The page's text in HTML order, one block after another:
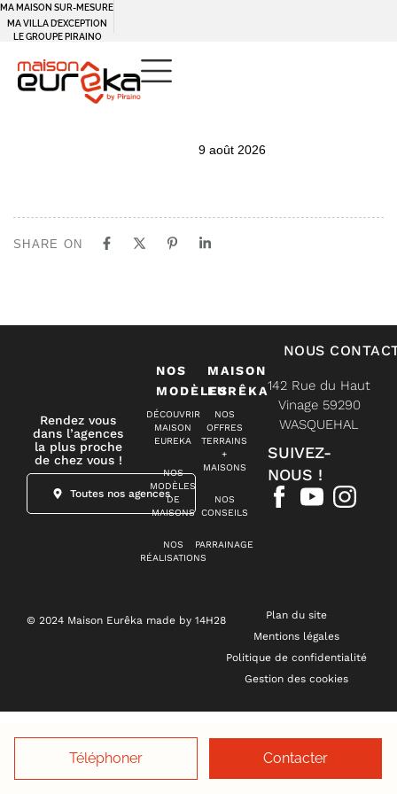
Téléphoner Contacter
MA MAISON SUR-MESURE
MA VILLA D’EXCEPTION
LE GROUPE PIRAINO
9 août 2026
SHARE ON
Rendez vous
dans l’agences
la plus proche
de chez vous !
Toutes nos agences
NOS
MODÈLES
DÉCOUVRIR
MAISON
EUREKA
NOS
MODÈLES
DE
MAISONS
NOS
RÉALISATIONS
MAISON
EURÊKA
NOS
OFFRES
TERRAINS
+
MAISONS
NOS
CONSEILS
PARRAINAGE
NOUS
142 Rue du Haut
Vinage 59290
WASQUEHAL
SUIVEZ-
NOUS !
© 2024 Maison Eurêka made by 14H28
Plan du site
Mentions légales
Politique de confidentialité
Gestion des cookies